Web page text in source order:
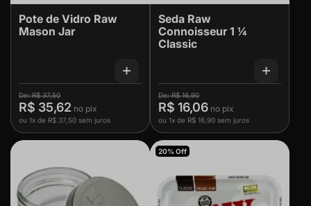
Pote de Vidro Raw
Mason Jar
R$ 37,50
R$ 35,62
ou 1x de R$ 37,50 sem juros
Seda Raw
Connoisseur 1 ¼
Classic
R$ 16,90
R$ 16,06
ou 1x de R$ 16,90 sem juros
20% Off